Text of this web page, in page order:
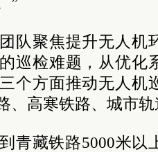
队聚焦提升无人机
巡检难题，从优化
个方面推动无人机
、高寒铁路、城市
青藏铁路5000米以